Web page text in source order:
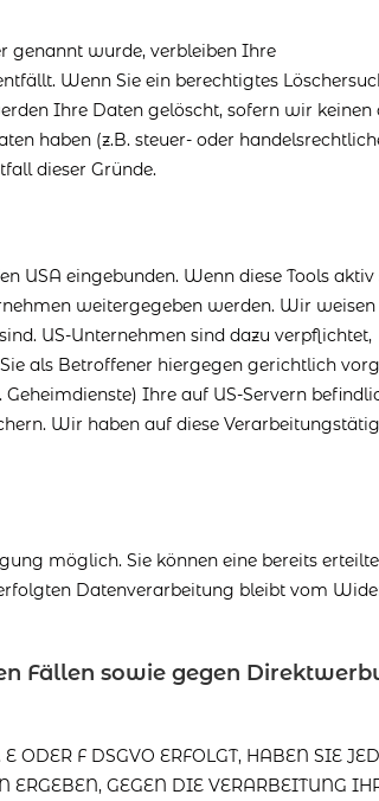
genannt wurde, verbleiben Ihre
Wenn Sie ein berechtigtes
Ihre Daten gelöscht, sofern wir keinen
haben (z.B. steuer- oder
dieser Gründe.
USA eingebunden. Wenn diese Tools aktiv
weitergegeben werden. Wir
US-Unternehmen sind dazu verpflichtet,
als Betroffener hiergegen gerichtlich
Ihre auf US-Servern
Wir haben auf diese
möglich. Sie können eine bereits erteilte
Datenverarbeitung bleibt vom
Fällen sowie gegen
ODER F DSGVO ERFOLGT, HABEN SIE
GEGEN DIE VERARBEITUNG